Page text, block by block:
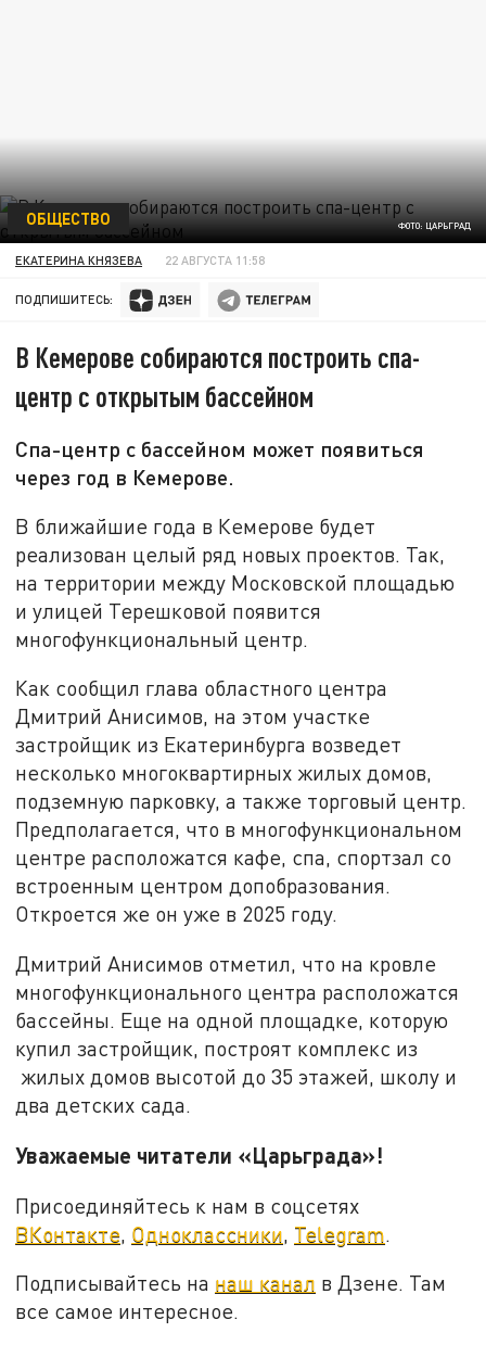
ФОТО: ЦАРЬГРАД
ОБЩЕСТВО
ЕКАТЕРИНА КНЯЗЕВА 22 АВГУСТА 11:58
ПОДПИШИТЕСЬ:
В Кемерове собираются построить спа-
центр с открытым бассейном
Спа-центр с бассейном может появиться
через год в Кемерове.
В ближайшие года в Кемерове будет
реализован целый ряд новых проектов. Так,
на территории между Московской площадью
и улицей Терешковой появится
многофункциональный центр.
Как сообщил глава областного центра
Дмитрий Анисимов, на этом участке
застройщик из Екатеринбурга возведет
несколько многоквартирных жилых домов,
подземную парковку, а также торговый центр.
Предполагается, что в многофункциональном
центре расположатся кафе, спа, спортзал со
встроенным центром допобразования.
Откроется же он уже в 2025 году.
Дмитрий Анисимов отметил, что на кровле
многофункционального центра расположатся
бассейны. Еще на одной площадке, которую
купил застройщик, построят комплекс из
жилых домов высотой до 35 этажей, школу и
два детских сада.
Уважаемые читатели «Царьграда»!
Присоединяйтесь к нам в соцсетях
ВКонтакте Одноклассники Telegram
Подписывайтесь на наш канал в Дзене. Там
все самое интересное.